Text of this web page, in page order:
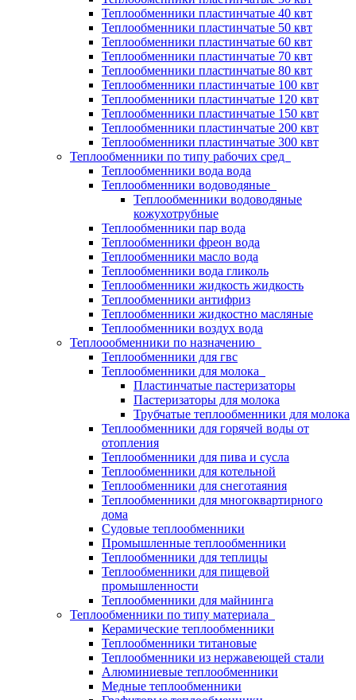
Теплообменники пластинчатые 40 квт
Теплообменники пластинчатые 50 квт
Теплообменники пластинчатые 60 квт
Теплообменники пластинчатые 70 квт
Теплообменники пластинчатые 80 квт
Теплообменники пластинчатые 100 квт
Теплообменники пластинчатые 120 квт
Теплообменники пластинчатые 150 квт
Теплообменники пластинчатые 200 квт
Теплообменники пластинчатые 300 квт
Теплообменники по типу рабочих сред
Теплообменники вода вода
Теплообменники водоводяные
Теплообменники водоводяные
кожухотрубные
Теплообменники пар вода
Теплообменники фреон вода
Теплообменники масло вода
Теплообменники вода гликоль
Теплообменники жидкость жидкость
Теплообменники антифриз
Теплообменники жидкостно масляные
Теплообменники воздух вода
Теплоообменники по назначению
Теплообменники для гвс
Теплообменники для молока
Пластинчатые пастеризаторы
Пастеризаторы для молока
Трубчатые теплообменники для молока
Теплообменники для горячей воды от
отопления
Теплообменники для пива и сусла
Теплообменники для котельной
Теплообменники для снеготаяния
Теплообменники для многоквартирного
дома
Судовые теплообменники
Промышленные теплообменники
Теплообменники для теплицы
Теплообменники для пищевой
промышленности
Теплообменники для майнинга
Теплообменники по типу материала
Керамические теплообменники
Теплообменники титановые
Теплообменники из нержавеющей стали
Алюминиевые теплообменники
Медные теплообменники